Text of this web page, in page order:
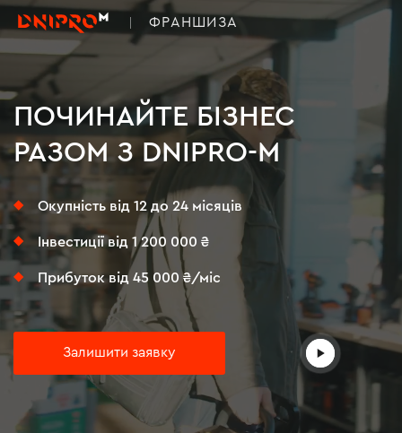
ФРАНШИЗА
ПОЧИНАЙТЕБІЗНЕС
РАЗОМ З DNIPRO-M
Окупність від 12 до 24 місяців
Інвестиції від 1 200 000 ₴
Прибуток від 45 000 ₴/міс
Залишити заявку